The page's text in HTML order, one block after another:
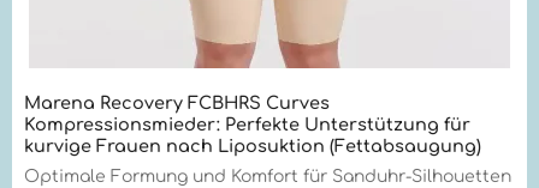
Marena Recovery FCBHRS Curves
Kompressionsmieder: Perfekte Unterstützung für
kurvige Frauen nach Liposuktion (Fettabsaugung)
Optimale Formung und Komfort für Sanduhr-Silhouetten